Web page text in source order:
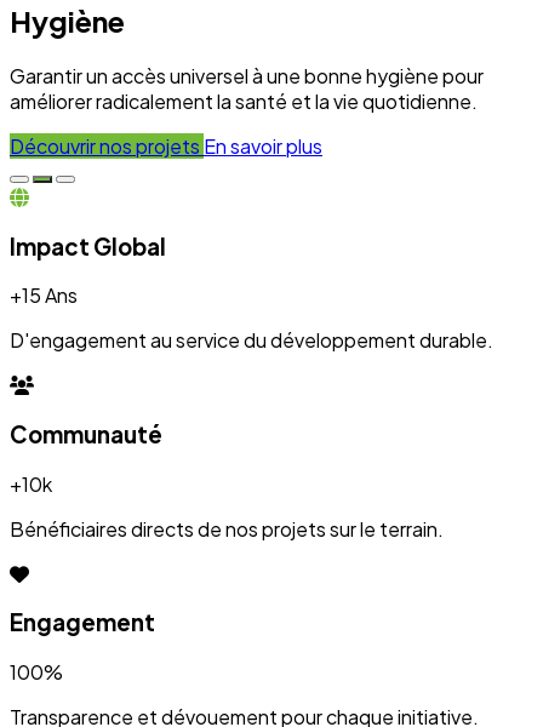
+10k
Bénéficiaires directs de nos projets sur le terrain.
Engagement
Transparence et dévouement pour chaque initiative.
Expertise
Experts mobilisés pour le développement local.
Nos Réalisations
Projets qui transforment des vies